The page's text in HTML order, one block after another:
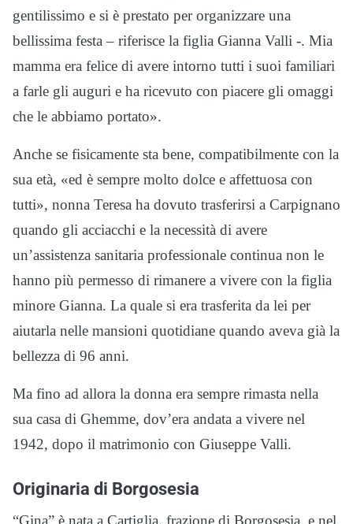
gentilissimo e si è prestato per organizzare una
bellissima festa – riferisce la figlia Gianna Valli -. Mia
mamma era felice di avere intorno tutti i suoi familiari
a farle gli auguri e ha ricevuto con piacere gli omaggi
che le abbiamo portato».
Anche se fisicamente sta bene, compatibilmente con la
sua età, «ed è sempre molto dolce e affettuosa con
tutti», nonna Teresa ha dovuto trasferirsi a Carpignano
quando gli acciacchi e la necessità di avere
un’assistenza sanitaria professionale continua non le
hanno più permesso di rimanere a vivere con la figlia
minore Gianna. La quale si era trasferita da lei per
aiutarla nelle mansioni quotidiane quando aveva già la
bellezza di 96 anni.
Ma fino ad allora la donna era sempre rimasta nella
sua casa di Ghemme, dov’era andata a vivere nel
1942, dopo il matrimonio con Giuseppe Valli.
Originaria di Borgosesia
“Gina” è nata a Cartiglia, frazione di Borgosesia, e nel